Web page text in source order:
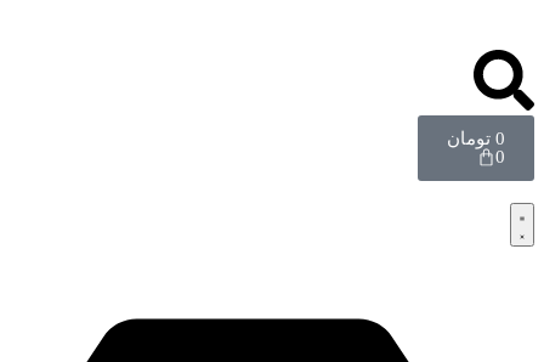
0 تومان
0